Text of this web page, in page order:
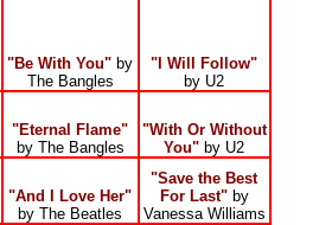
"Be With You" by
The Bangles
"I Will Follow"
by U2
"Eternal Flame"
by The Bangles
"With Or Without
You" by U2
"And I Love Her"
by The Beatles
"Save the Best
For Last"by
Vanessa Williams